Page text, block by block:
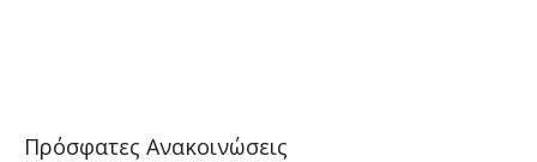
Πρόσφατες Ανακοινώσεις